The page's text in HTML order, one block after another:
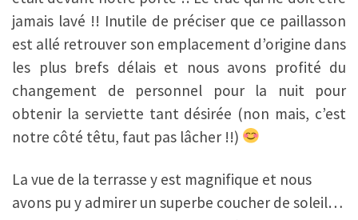
jamais lavé !! Inutile de préciser que ce paillasson
est allé retrouver son emplacement d’origine dans
les plus brefs délais et nous avons profité du
changement de personnel pour la nuit pour
obtenir la serviette tant désirée (non mais, c’est
notre côté têtu, faut pas lâcher !!)
La vue de la terrasse y est magnifique et nous
avons pu y admirer un superbe coucher de soleil…